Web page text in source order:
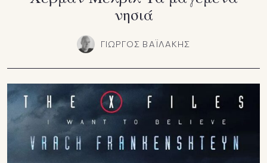
νησιά
ΓΙΩΡΓΟΣ ΒΑΪΛΑΚΗΣ